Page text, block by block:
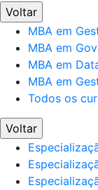
Voltar
MBA em
MBA em
MBA em
MBA em
Todos os
Voltar